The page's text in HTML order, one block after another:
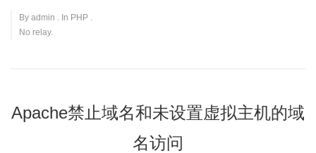
By admin . In PHP .
No relay.
Apache禁止域名和未设置虚拟主机的域
名访问